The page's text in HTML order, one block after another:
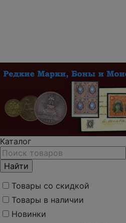
Каталог
Товары со скидкой
Товары в наличии
Новинки